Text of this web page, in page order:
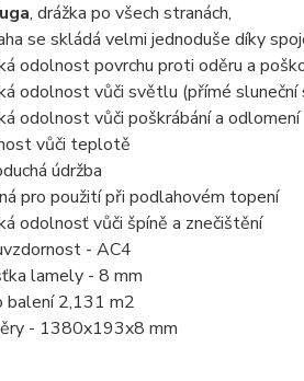
, drážka po všech stranách,
se skládá velmi jednoduše díky
odolnost povrchu proti oděru a
odolnost vůči světlu (přímé
odolnost vůči poškrábání a odlomení
vůči teplotě
údržba
pro použití při podlahovém topení
odolnosť vůči špíně a znečištění
- AC4
lamely - 8 mm
balení 2,131 m2
- 1380x193x8 mm